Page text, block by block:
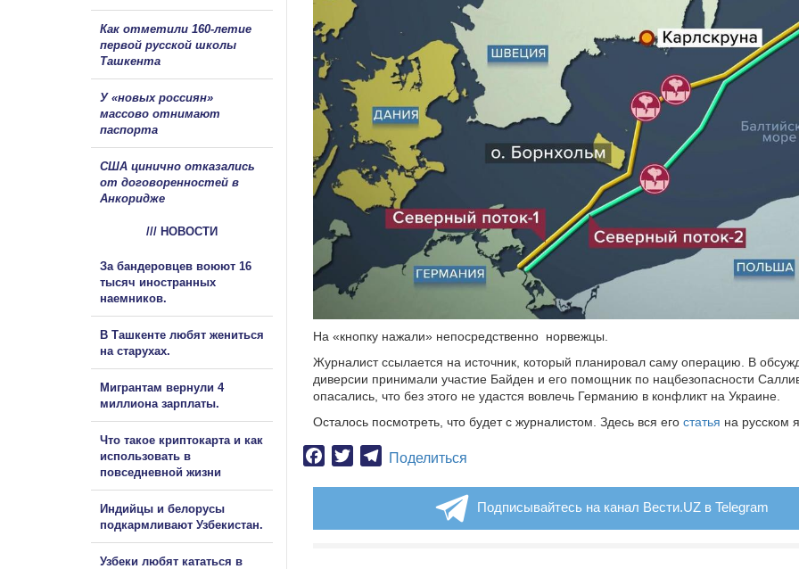
На «кнопку нажали» непосредственно норвежцы.
Журналист ссылается на источник, который планировал саму операцию. В
диверсии принимали участие Байден и его помощник по нацбезопасности
опасались, что без этого не удастся вовлечь Германию в конфликт на Украине.
Осталось посмотреть, что будет с журналистом. Здесь вся его статья на русском
Facebook
TwitterTelegram
Поделиться
Подписывайтесь на канал Вести.UZ в Telegram
Как отметили 160-летие
первой русской школы
Ташкента
У «новых россиян»
массово отнимают
паспорта
США цинично отказались
от договоренностей в
Анкоридже
/// НОВОСТИ
За бандеровцев воюют 16
тысяч иностранных
наемников.
В Ташкенте любят жениться
на старухах.
Мигрантам вернули 4
миллиона зарплаты.
Что такое криптокарта и как
использовать в
повседневной жизни
Индийцы и белорусы
подкармливают Узбекистан.
Узбеки любят кататься в